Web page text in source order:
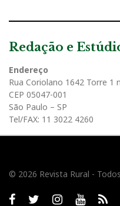
Redação e
Endereço
Rua Coriolano 1642 Torre 1
CEP 05047-001
São Paulo – SP
Tel/FAX: 11 3022 4260
© 2026 Revista Rural -